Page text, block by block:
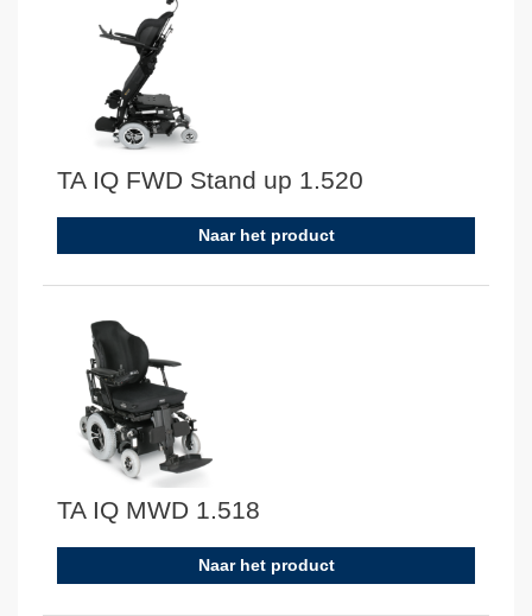
TA IQ FWD Stand up 1.520
Naar het product
TA IQ MWD 1.518
Naar het product